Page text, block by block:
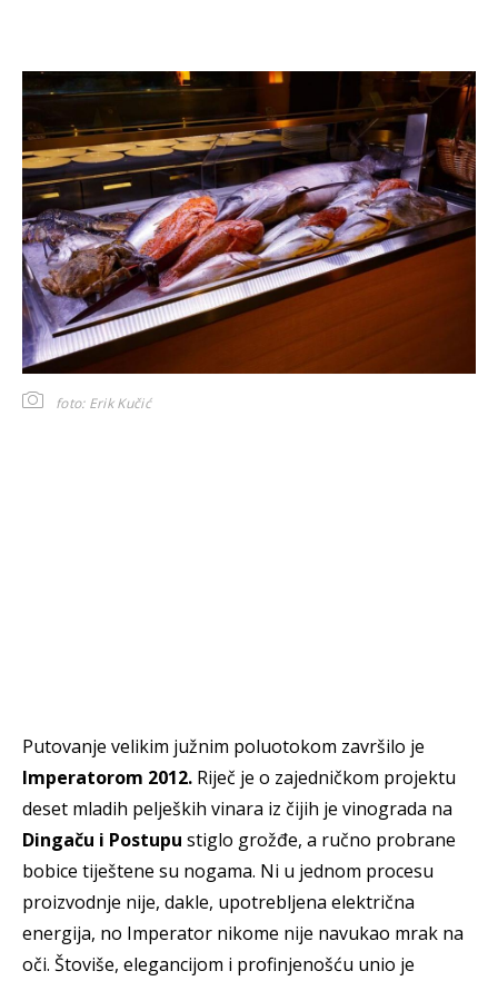
foto: Erik Kučić
Putovanje velikim južnim poluotokom završilo je
Imperatorom 2012. Riječ je o zajedničkom projektu
deset mladih peljeških vinara iz čijih je vinograda na
Dingaču i Postupu stiglo grožđe, a ručno probrane
bobice tiještene su nogama. Ni u jednom procesu
proizvodnje nije, dakle, upotrebljena električna
energija, no Imperator nikome nije navukao mrak na
oči. Štoviše, elegancijom i profinjenošću unio je